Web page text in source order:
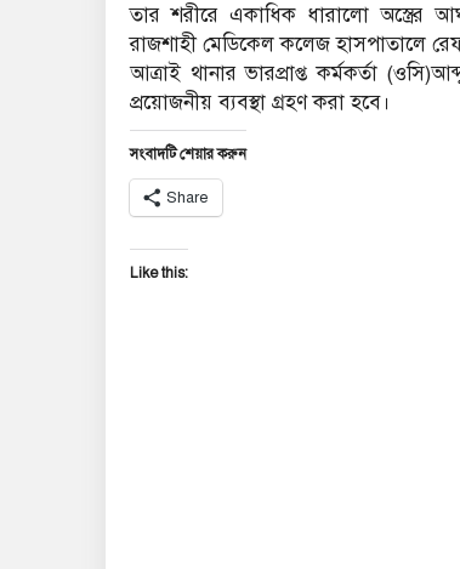
তার শরীরে একাধিক ধারালো অস্ত্রের
রাজশাহী মেডিকেল কলেজ হাসপাতালে
আত্রাই থানার ভারপ্রাপ্ত কর্মকর্তা
প্রয়োজনীয় ব্যবস্থা গ্রহণ করা হবে।
সংবাদটি শেয়ার করুন
Share
Like this: